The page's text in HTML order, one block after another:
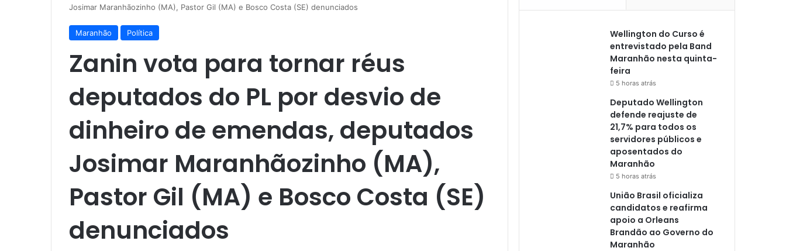
Josimar Maranhãozinho (MA), Pastor Gil (MA) e Bosco Costa (SE) denunciados
Maranhão Política
Zanin vota para tornar réus
deputados do PL por desvio de
dinheiro de emendas, deputados
Josimar Maranhãozinho (MA),
Pastor Gil (MA) e Bosco Costa (SE)
denunciados
Wellington do Curso é
entrevistado pela Band
Maranhão nesta quinta-
feira
5 horas atrás
Deputado Wellington
defende reajuste de
21,7% para todos os
servidores públicos e
aposentados do
Maranhão
5 horas atrás
União Brasil oficializa
candidatos e reafirma
apoio a Orleans
Brandão ao Governo do
Maranhão